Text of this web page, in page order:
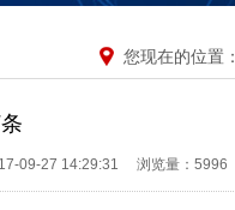
您现在的位置：
09-27 14:29:31 浏览量：5996